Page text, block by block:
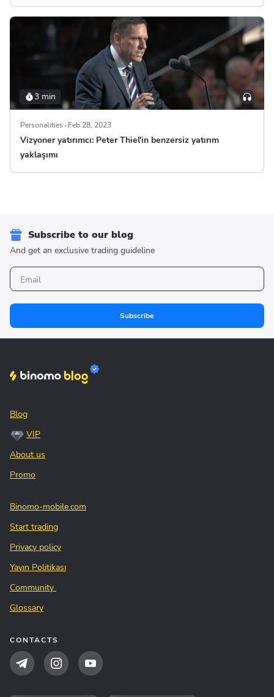
3 min
Personalities Feb 28, 2023
Vizyoner yatırımcı: Peter Thiel'in benzersiz yatırım
yaklaşımı
Subscribe to our blog
And get an exclusive trading guideline
Subscribe
Blog
VIP
About us
Promo
Binomo-mobile.com
Start trading
Privacy policy
Yayın Politikası
Community
Glossary
CONTACTS